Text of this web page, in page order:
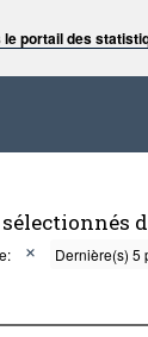
le portail des
Dernière(s) 5